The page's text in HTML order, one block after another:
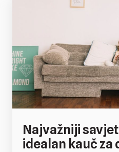
Najvažniji
idealan kauč